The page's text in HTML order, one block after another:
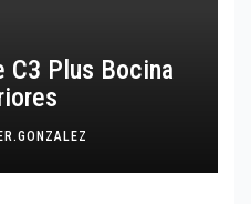
C3 Plus Bocina